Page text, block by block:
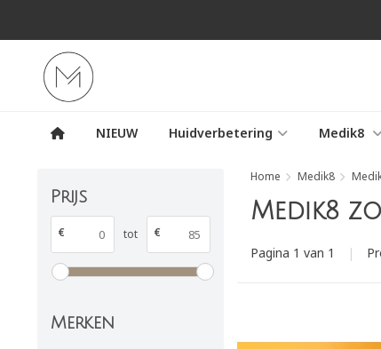
NIEUW Huidverbetering Medik8
Prijs
€ tot €
Merken
Home Medik8
Medik8
Pagina 1 van 1 |